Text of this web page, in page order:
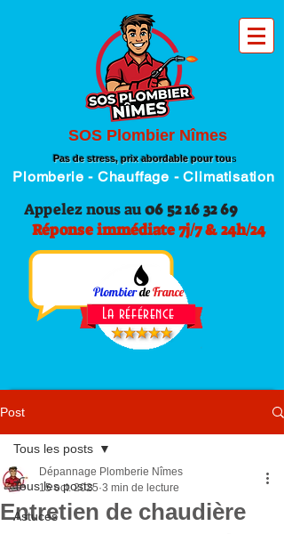
SOS Plombier Nîmes
Pas de stress, prix abordable pour tous
Plomberie - Chauffage - Climatisation
Appelez nous au06 52 16 32 69
Réponse immédiate 7j/7 & 24h/24
PlombierdeFrance
La référence
Post
Tous les posts
Astuces
Tous les posts
Entretien de chaudière
Dépannage Plomberie Nîmes
15 oct. 2025 3 min de lecture